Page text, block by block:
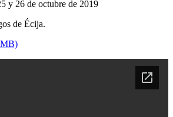
y 26 de octubre de 2019
de Écija.